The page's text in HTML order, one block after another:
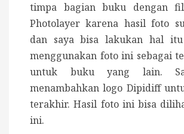
timpa bagian buku dengan
Photolayer karena hasil foto
dan saya bisa lakukan hal
menggunakan foto ini sebagai
untuk buku yang lain.
menambahkan logo Dipidiff
terakhir. Hasil foto ini bisa
ini.